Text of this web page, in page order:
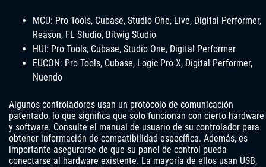
MCU: Pro Tools, Cubase, Studio One, Live, Digital Performer,
Reason, FL Studio, Bitwig Studio
HUI: Pro Tools, Cubase, Studio One, Digital Performer
EUCON: Pro Tools, Cubase, Logic Pro X, Digital Performer,
Nuendo
Algunos controladores usan un protocolo de comunicación
patentado, lo que significa que solo funcionan con cierto hardware
y software. Consulte el manual de usuario de su controlador para
obtener información de compatibilidad específica. Además, es
importante asegurarse de que su panel de control pueda
conectarse al hardware existente. La mayoría de ellos usan USB,